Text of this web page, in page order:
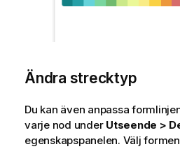
Ändra strecktyp
Du kan även anpassa
varje nod under Utseende >
egenskapspanelen. Välj